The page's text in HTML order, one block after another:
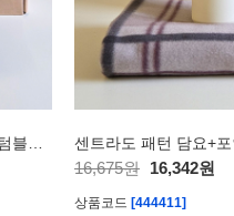
센트라도 패턴 담요+
16,675원 16,342원
상품코드 [444411]